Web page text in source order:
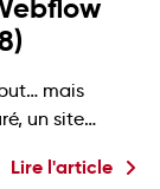
mais
un site
bien
Lire l'article